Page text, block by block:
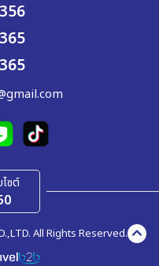
ซต์
All Rights Reserved.